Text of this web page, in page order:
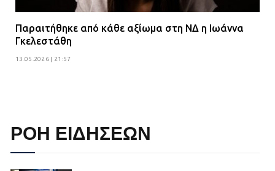
Παραιτήθηκε από κάθε αξίωμα στη ΝΔ η Ιωάννα
Γκελεστάθη
13.05.2026 | 21:57
ΡΟΗ ΕΙΔΗΣΕΩΝ